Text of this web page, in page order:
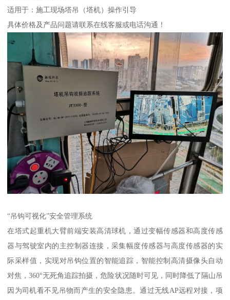
适用于：施工现场塔吊（塔机）操作引导
具体价格及产品问题请联系在线客服或电话沟通！
“吊钩可视化”安全管理系统
在塔式起重机大臂前端安装高清球机，通过变幅传感器和高度传感
器与驾驶室内的主控制器连接，采集幅度传感器与高度传感器的实
际采样值，实现对吊钩位置的智能追踪，智能控制高清摄像头自动
对焦，360°无死角追踪拍摄，危险状况随时可见，同时降低了隔山吊
因为司机看不见吊物而产生的安全隐患。通过无线AP远程对接，项